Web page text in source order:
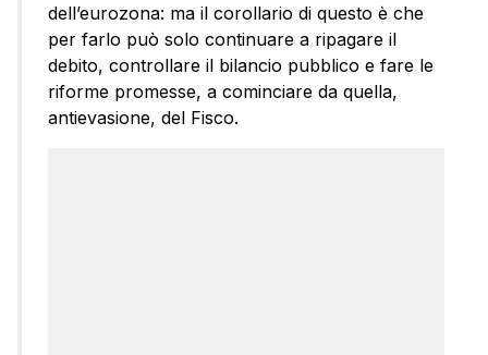
dell’eurozona: ma il corollario di questo è che
per farlo può solo continuare a ripagare il
debito, controllare il bilancio pubblico e fare le
riforme promesse, a cominciare da quella,
antievasione, del Fisco.